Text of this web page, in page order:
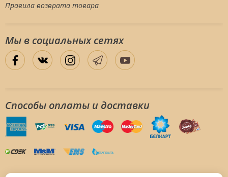
Правила возврата товара
Мы в социальных сетяx
Способы оплаты и доставки